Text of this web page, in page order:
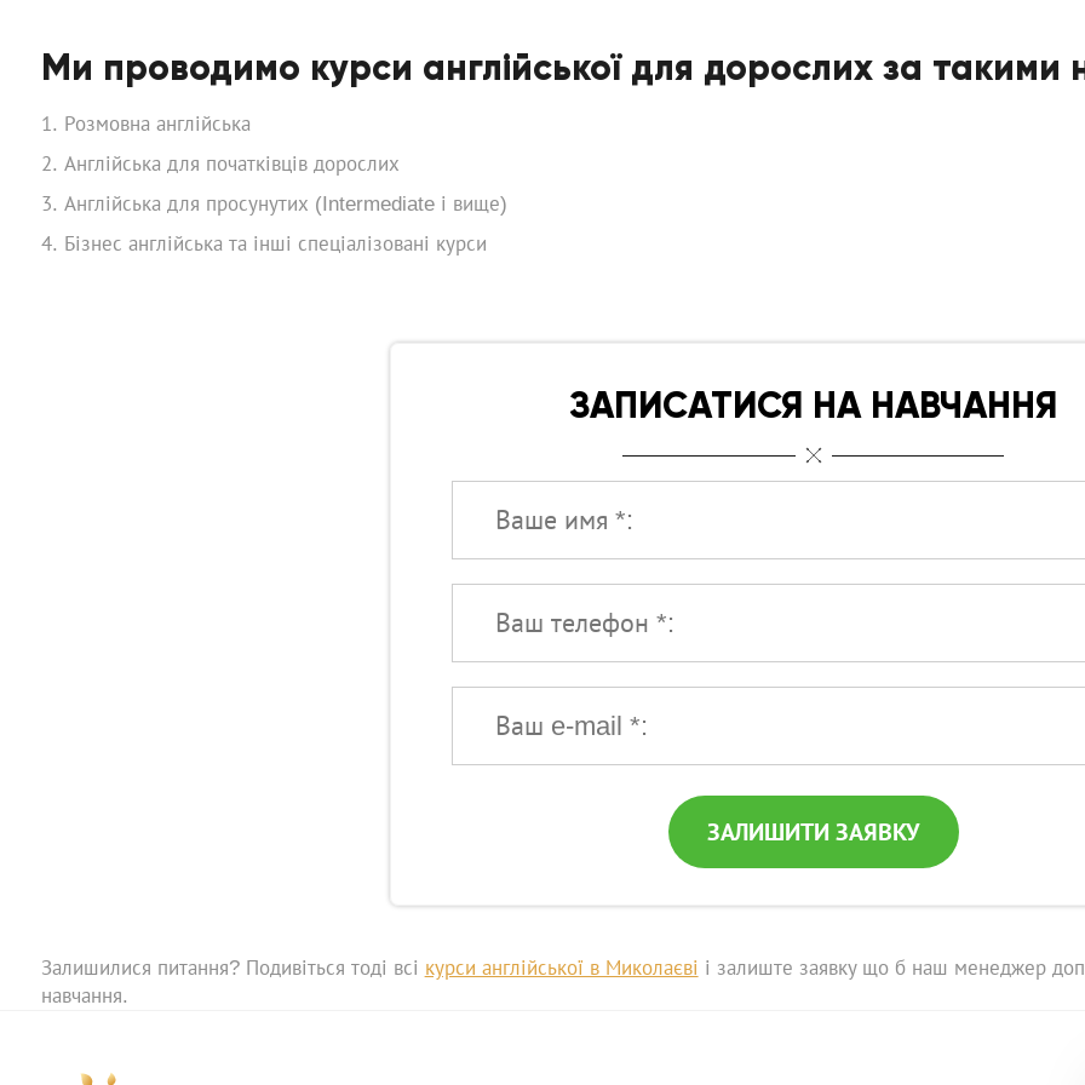
Ми проводимо курси англійської для дорослих за такими
Розмовна англійська
Англійська для початківців дорослих
Англійська для просунутих (Intermediate і вище)
Бізнес англійська та інші спеціалізовані курси
ЗАПИСАТИСЯ НА НАВЧАННЯ
ЗАЛИШИТИ ЗАЯВКУ
Залишилися питання? Подивіться тоді всі курси англійської в Миколаєві і залиште заявку що б наш менеджер
навчання.